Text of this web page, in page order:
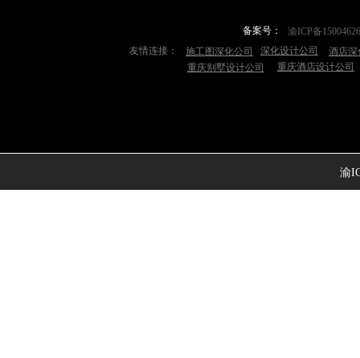
友情连接：
重庆别墅设计公司
重庆酒店设计公司
施工图深化公司
备案号：
深化设计公司
渝ICP备
酒店深
渝